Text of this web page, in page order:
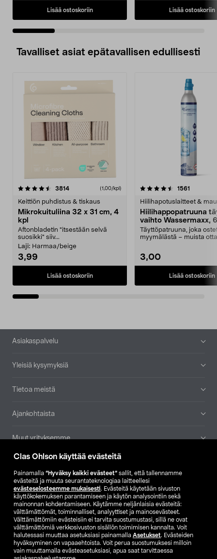
Clas Ohlson käyttää evästeitä
Painamalla ”Hyväksy kaikki evästeet” sallit, että tallennamme
evästeitä ja muuta seurantateknologiaa laitteellesi
evästeselosteemme mukaisesti. Evästeitä käytetään sivuston
käyttökokemuksen parantamiseen ja käytön analysointiin sekä
mainonnan kohdentamiseen. Käytämme neljänlaisia evästeitä:
välttämättömät, toiminnalliset, analyyttiset ja mainosevästeet.
Välttämättömiin evästeisiin ei tarvita suostumustasi, sillä ne ovat
välttämättömiä verkkosivuston sisällön toimimisen kannalta. Voit
halutessasi muuttaa asetuksiasi painamalla Asetukset. Evästeiden
hyväksyminen on vapaaehtoista. Voit perua suostumuksesi milloin
vain muuttamalla evästeasetuksiasi, apua saat tarvittaessa
Lisää ostoskoriin Lisää ostoskoriin
Tavalliset asiat epätavallisen edullisesti
3814arvostelut (1,00/kpl)
Keittiön puhdistus & tiskaus
Mikrokuituliina 32 x 31 cm, 4
kpl
Aftonbladetin "itsestään selvä
suosikki" siiv...
Laji: Harmaa/beige
3,99
Lisää ostoskoriin
4.5viidestä
1561
Hiilihapotuslaitteet &
Hiilihappopatruuna
vaihto Wassermaxx,
Täyttöpatruuna, joka
myymälästä – muista
3,00
Lisää ostoskoriin
4.5viidestä
Alatunniste
Asiakaspalvelu
Yleisiä kysymyksiä
Tietoa meistä
Ajankohtaista
Muut yrityksemme
Etsi myymälä
SE NO FI
FI SV